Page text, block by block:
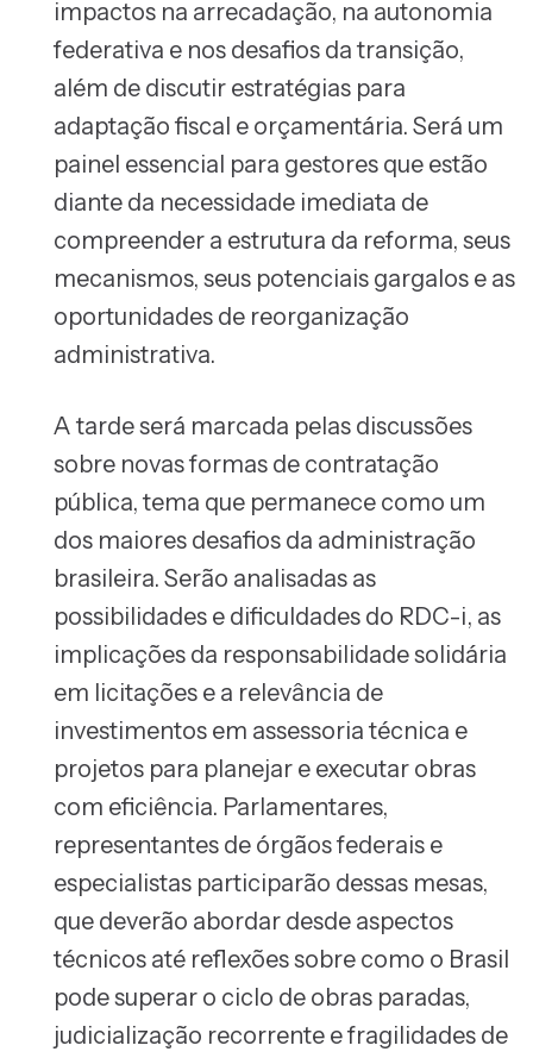
impactos na arrecadação, na autonomia
federativa e nos desafios da transição,
além de discutir estratégias para
adaptação fiscal e orçamentária. Será um
painel essencial para gestores que estão
diante da necessidade imediata de
compreender a estrutura da reforma, seus
mecanismos, seus potenciais gargalos e as
oportunidades de reorganização
administrativa.
A tarde será marcada pelas discussões
sobre novas formas de contratação
pública, tema que permanece como um
dos maiores desafios da administração
brasileira. Serão analisadas as
possibilidades e dificuldades do RDC-i, as
implicações da responsabilidade solidária
em licitações e a relevância de
investimentos em assessoria técnica e
projetos para planejar e executar obras
com eficiência. Parlamentares,
representantes de órgãos federais e
especialistas participarão dessas mesas,
que deverão abordar desde aspectos
técnicos até reflexões sobre como o Brasil
pode superar o ciclo de obras paradas,
judicialização recorrente e fragilidades de